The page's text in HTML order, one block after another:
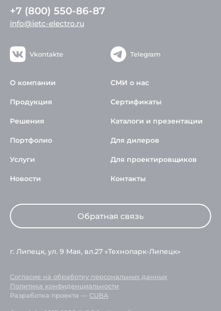
+7 (800) 550-86-87
info@ietc-electro.ru
Vkontakte Telegram
О компании
Продукция
Решения
Портфолио
Услуги
Новости
СМИ о нас
Сертификаты
Каталоги и презентации
Для дилеров
Для проектировщиков
Контакты
Обратная связь
г. Липецк, ул. 9 Мая, вл.27 «Технопарк-Липецк»
Согласие на обработку персональных данных
Политика конфиденциальности
Разработка проекта — CUBA